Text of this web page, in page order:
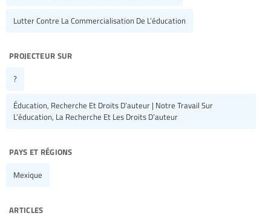
Lutter Contre La Commercialisation De L’éducation
projecteur sur
?
Éducation, Recherche Et Droits D’auteur | Notre Travail Sur
L’éducation, La Recherche Et Les Droits D’auteur
pays et régions
Mexique
articles